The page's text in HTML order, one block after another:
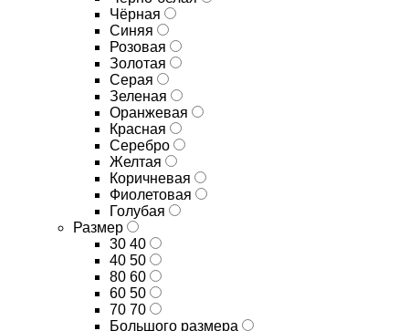
Чёрная
Синяя
Розовая
Золотая
Серая
Зеленая
Оранжевая
Красная
Серебро
Желтая
Коричневая
Фиолетовая
Голубая
Размер
30 40
40 50
80 60
60 50
70 70
Большого размера